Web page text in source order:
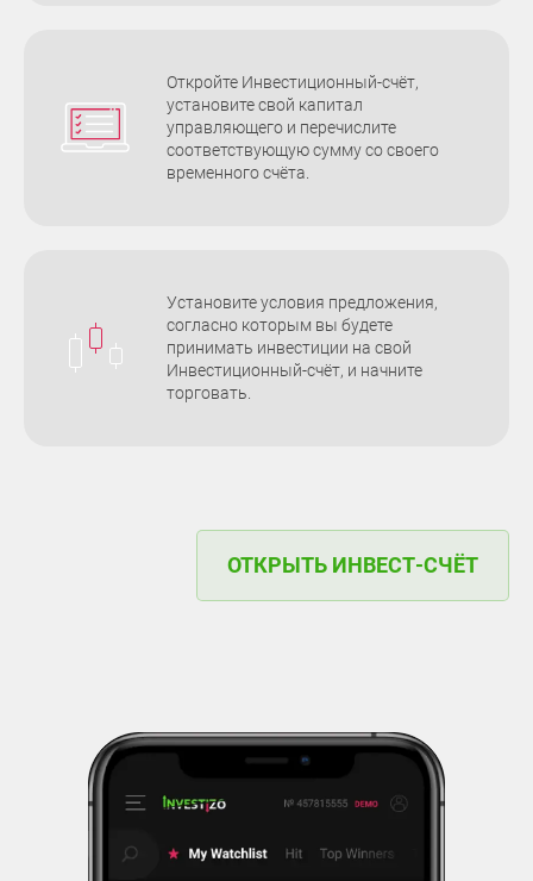
Откройте Инвестиционный-счёт,
установите свой капитал
управляющего и перечислите
соответствующую сумму со своего
временного счёта.
Установите условия предложения,
согласно которым вы будете
принимать инвестиции на свой
Инвестиционный-счёт, и начните
торговать.
ОТКРЫТЬ ИНВЕСТ-СЧЁТ